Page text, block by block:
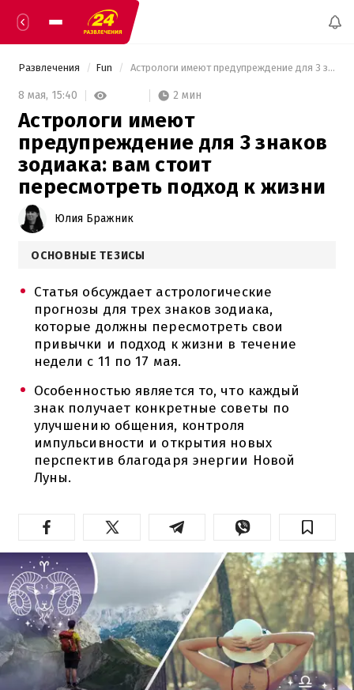
Развлечения Fun Астрологи имеют предупреждение для 3 знаков зодиака: вам стоит пересмотреть подход к жизни
8 мая, 15:40 2 мин
Астрологи имеют
предупреждение для 3 знаков
зодиака: вам стоит
пересмотреть подход к жизни
Юлия Бражник
ОСНОВНЫЕ ТЕЗИСЫ
Статья обсуждает астрологические
прогнозы для трех знаков зодиака,
которые должны пересмотреть свои
привычки и подход к жизни в течение
недели с 11 по 17 мая.
Особенностью является то, что каждый
знак получает конкретные советы по
улучшению общения, контроля
импульсивности и открытия новых
перспектив благодаря энергии Новой
Луны.